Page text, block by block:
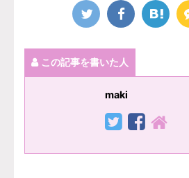
この記事を書いた人
maki